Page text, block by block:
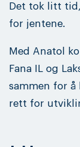
Det tok litt
for jentene.
Med Anatol
Fana IL og
sammen for å
rett for